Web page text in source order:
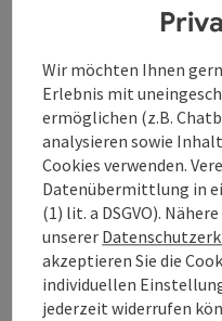
Obernzell
Dauer: 4h 40m
Länge: 24,7 km
Höhenmeter
Schwierigkeit:
Mittel
Kondition:
Sehr schwer
Panorama:
Traumtour
Wir möchten Ihnen
Erlebnis mit
ermöglichen (z.B.
analysieren sowie
Cookies verwenden.
Datenübermittlung in
(1) lit. a DSGVO).
unserer
akzeptieren Sie die
individuellen
jederzeit widerrufen